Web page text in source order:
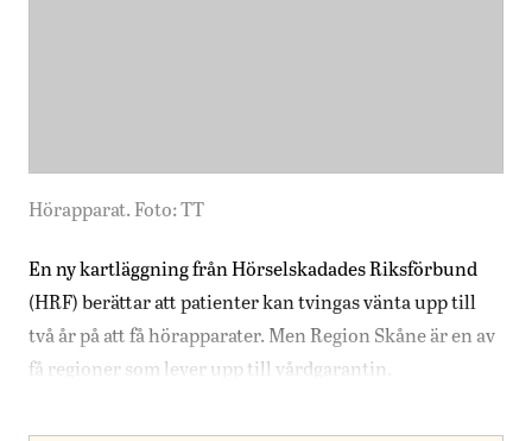
Hörapparat. Foto: TT
En ny kartläggning från Hörselskadades Riksförbund
(HRF) berättar att patienter kan tvingas vänta upp till
två år på att få hörapparater. Men Region Skåne är en av
få regioner som lever upp till vårdgarantin.